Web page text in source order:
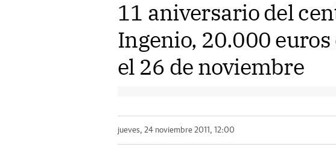
11 aniversario del
Ingenio, 20.000
el 26 de noviembre
jueves, 24 noviembre 2011, 12:00